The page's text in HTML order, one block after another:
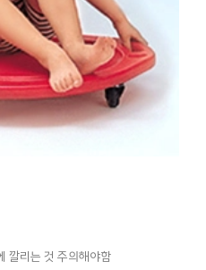
깔리는 것 주의해야함